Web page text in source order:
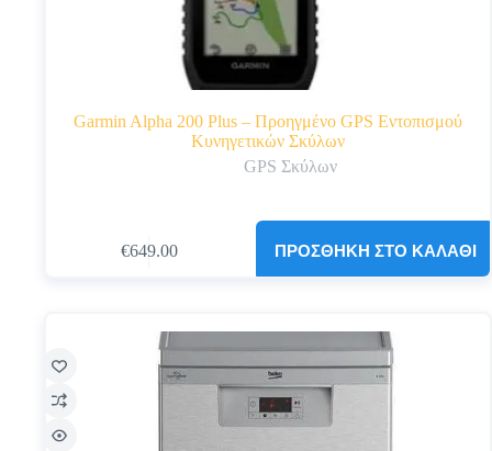
Garmin Alpha 200 Plus – Προηγμένο GPS Εντοπισμού
Κυνηγετικών Σκύλων
GPS Σκύλων
€649.00 ΠΡΟΣΘΉΚΗ ΣΤΟ ΚΑΛΆΘΙ